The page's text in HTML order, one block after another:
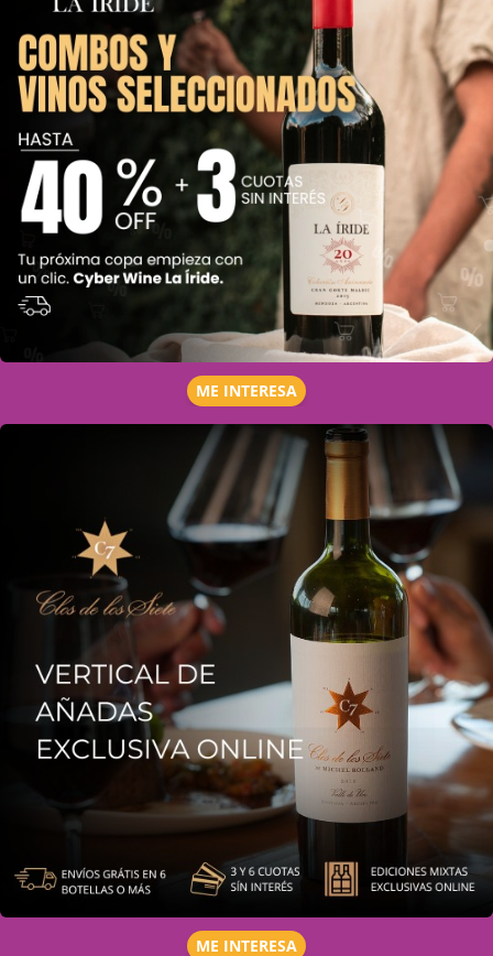
ME INTERESA
ME INTERESA